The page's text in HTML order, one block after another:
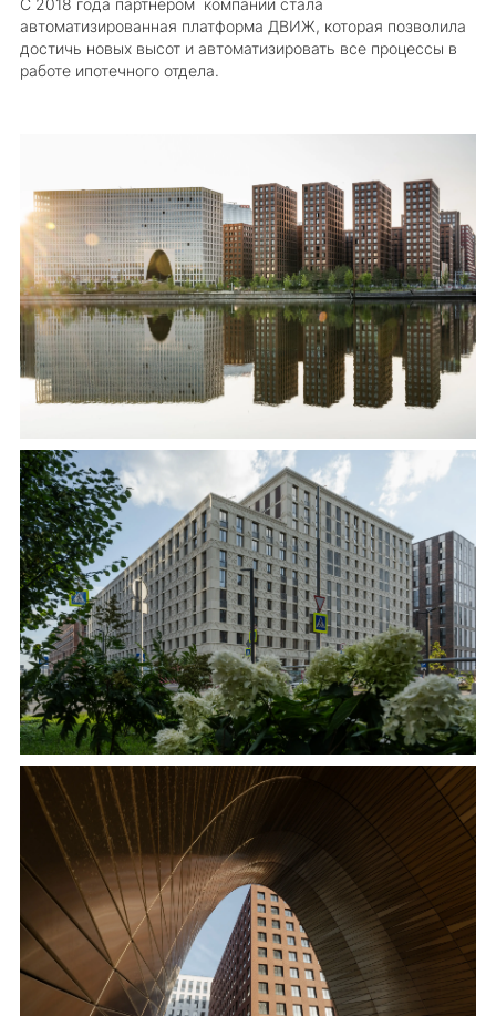
С 2018 года партнером компании стала
автоматизированная платформа ДВИЖ, которая позволила
достичь новых высот и автоматизировать все процессы в
работе ипотечного отдела.